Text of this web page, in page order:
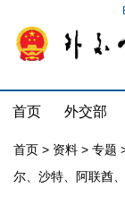
首页 外交部
首页 > 资料 > 专题
尔、沙特、阿联酋